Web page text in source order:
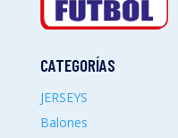
CATEGORÍAS
JERSEYS
Balones